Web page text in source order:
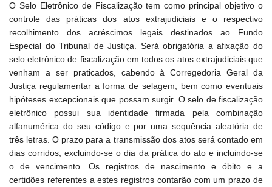
O Selo Eletrônico de Fiscalização tem como principal objetivo o
controle das práticas dos atos extrajudiciais e o respectivo
recolhimento dos acréscimos legais destinados ao Fundo
Especial do Tribunal de Justiça. Será obrigatória a afixação do
selo eletrônico de fiscalização em todos os atos extrajudiciais que
venham a ser praticados, cabendo à Corregedoria Geral da
Justiça regulamentar a forma de selagem, bem como eventuais
hipóteses excepcionais que possam surgir. O selo de fiscalização
eletrônico possui sua identidade firmada pela combinação
alfanumérica do seu código e por uma sequência aleatória de
três letras. O prazo para a transmissão dos atos será contado em
dias corridos, excluindo-se o dia da prática do ato e incluindo-se
o de vencimento. Os registros de nascimento e óbito e a
certidões referentes a estes registros contarão com um prazo de